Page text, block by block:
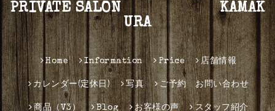
PRIVATE SALON KAMAK
URA
Home Information Price 店舗情報
カレンダー(定休日) 写真 ご予約 お問い合わせ
商品（V3） Blog お客様の声 スタッフ紹介